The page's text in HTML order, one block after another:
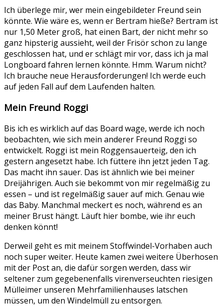
Ich überlege mir, wer mein eingebildeter Freund sein
könnte. Wie wäre es, wenn er Bertram hieße? Bertram ist
nur 1,50 Meter groß, hat einen Bart, der nicht mehr so
ganz hipsterig aussieht, weil der Frisör schon zu lange
geschlossen hat, und er schlägt mir vor, dass ich ja mal
Longboard fahren lernen könnte. Hmm. Warum nicht?
Ich brauche neue Herausforderungen! Ich werde euch
auf jeden Fall auf dem Laufenden halten.
Mein Freund Roggi
Bis ich es wirklich auf das Board wage, werde ich noch
beobachten, wie sich mein anderer Freund Roggi so
entwickelt. Roggi ist mein Roggensauerteig, den ich
gestern angesetzt habe. Ich füttere ihn jetzt jeden Tag.
Das macht ihn sauer. Das ist ähnlich wie bei meiner
Dreijährigen. Auch sie bekommt von mir regelmäßig zu
essen – und ist regelmäßig sauer auf mich. Genau wie
das Baby. Manchmal meckert es noch, während es an
meiner Brust hängt. Läuft hier bombe, wie ihr euch
denken könnt!
Derweil geht es mit meinem Stoffwindel-Vorhaben auch
noch super weiter. Heute kamen zwei weitere Überhosen
mit der Post an, die dafür sorgen werden, dass wir
seltener zum gegebenenfalls virenverseuchten riesigen
Mülleimer unseren Mehrfamilienhauses latschen
müssen, um den Windelmüll zu entsorgen.